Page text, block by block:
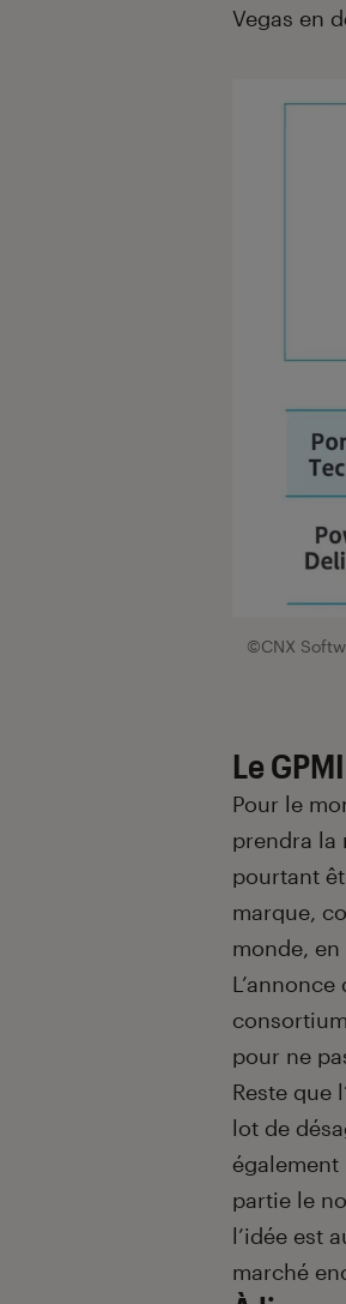
Vegas en
©CNX
Le
Pour le
prendra la
pourtant
marque,
monde, en
pour ne
Reste que
lot de
également
partie le
l’idée est
marché